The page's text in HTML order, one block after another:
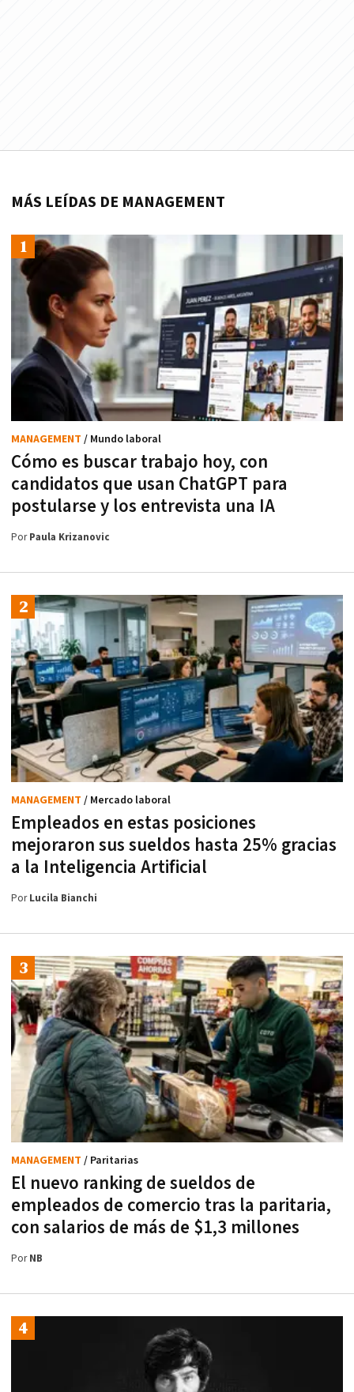
MÁS LEÍDAS DE MANAGEMENT
Cómo es buscar trabajo hoy, con
candidatos que usan ChatGPT para
postularse y los entrevista una IA
MANAGEMENT / Mundo laboral
PorPaula Krizanovic
Empleados en estas posiciones
mejoraron sus sueldos hasta 25% gracias
a la Inteligencia Artificial
MANAGEMENT / Mercado laboral
PorLucila Bianchi
El nuevo ranking de sueldos de
empleados de comercio tras la paritaria,
con salarios de más de $1,3 millones
MANAGEMENT / Paritarias
PorNB